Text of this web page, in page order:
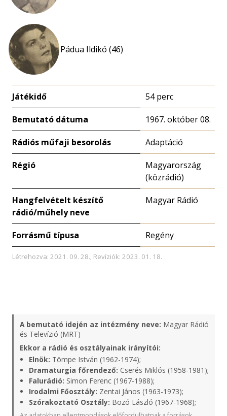
Pádua Ildikó (46)
Játékidő 54 perc
Bemutató dátuma 1967. október 08.
Rádiós műfaji besorolás Adaptáció
Régió
Magyarország
(közrádió)
Hangfelvételt készítő
rádió/műhely neve
Magyar Rádió
Forrásmű típusa Regény
Létrehozva: 2021. 09. 28.; Revíziók: 2023. 01. 18.
A bemutató idején az intézmény neve: Magyar Rádió
és Televízió (MRT)
Ekkor a rádió és osztályainak irányítói:
Elnök: Tömpe István (1962-1974);
Dramaturgia főrendező: Cserés Miklós (1958-1981);
Falurádió: Simon Ferenc (1967-1988);
Irodalmi Főosztály: Zentai János (1963-1973);
Szórakoztató Osztály: Bozó László (1967-1968);